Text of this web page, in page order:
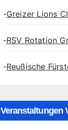
-Greizer Lions
-RSV Rotation
-Reußische
Veranstaltungen